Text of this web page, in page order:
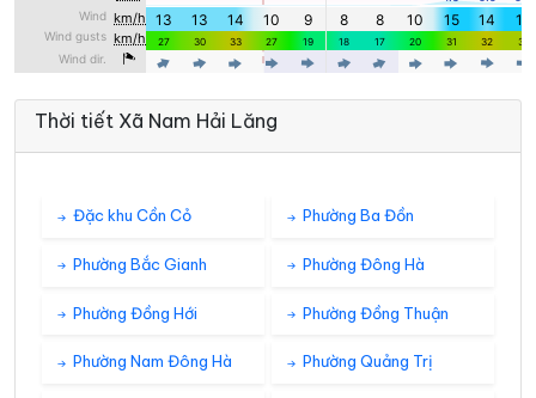
Thời tiết Xã Nam Hải Lăng
Đặc khu Cồn Cỏ Phường Ba Đồn
Phường Bắc Gianh Phường Đông Hà
Phường Đồng Hới Phường Đồng Thuận
Phường Nam Đông Hà Phường Quảng Trị